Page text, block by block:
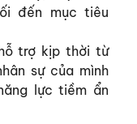
đến mục tiêu
trợ kịp thời từ
sự của mình
lực tiềm ẩn